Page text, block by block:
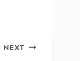
NEXT